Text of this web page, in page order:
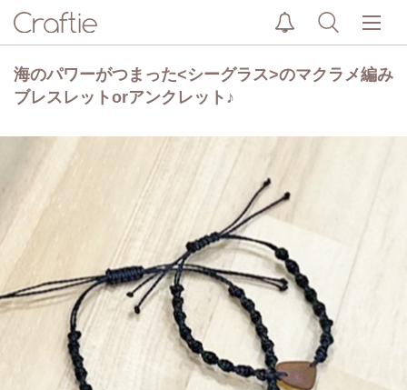
海のパワーがつまった<シーグラス>のマクラメ編み
ブレスレットorアンクレット♪